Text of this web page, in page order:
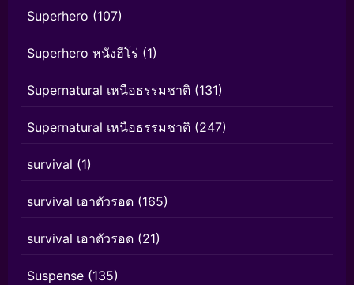
Superhero (107)
Superhero หนังฮีโร่ (1)
Supernatural เหนือธรรมชาติ (131)
Supernatural เหนือธรรมชาติ (247)
survival (1)
survival เอาตัวรอด (165)
survival เอาตัวรอด (21)
Suspense (135)